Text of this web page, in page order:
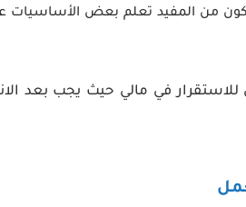
من المفيد تعلم بعض الأساسيات عن
في مالي حيث يجب بعد